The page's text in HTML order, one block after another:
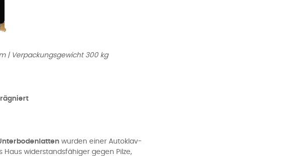
| Verpackungsgewicht 300 kg
wurden einer Autoklav-
widerstandsfähiger gegen Pilze,